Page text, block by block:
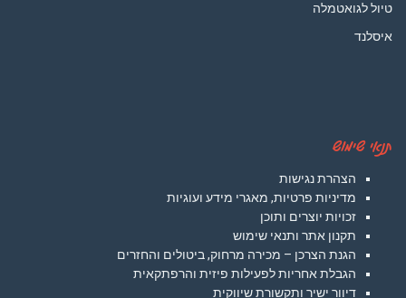
טיול לגואטמלה
איסלנד
תנאי שימוש
הצהרת נגישות
מדיניות פרטיות, מאגרי מידע ועוגיות
זכויות יוצרים ותוכן
תקנון אתר ותנאי שימוש
הגנת הצרכן – מכירה מרחוק, ביטולים והחזרים
הגבלת אחריות לפעילות פיזית והרפתקאית
דיוור ישיר ותקשורת שיווקית